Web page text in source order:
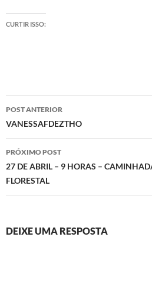
CURTIR ISSO:
Navegação
de
posts
POST ANTERIOR
VANESSAFDEZTHO
PRÓXIMO POST
27 DE ABRIL – 9 HORAS –
FLORESTAL
DEIXE UMA RESPOSTA